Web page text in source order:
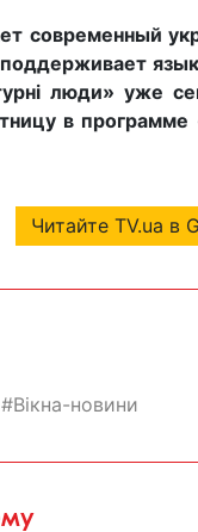
современный
люди» уже
в
Читайте TV.ua в
Вікна-новини